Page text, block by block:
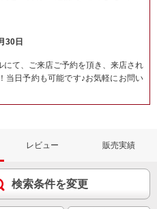
ト予約でキャンペーンに応募しよ
30日
て、ご来店ご予約を頂き、来店され
当日予約も可能です♪お気軽にお問い
レビュー 販売実績
検索条件を変更